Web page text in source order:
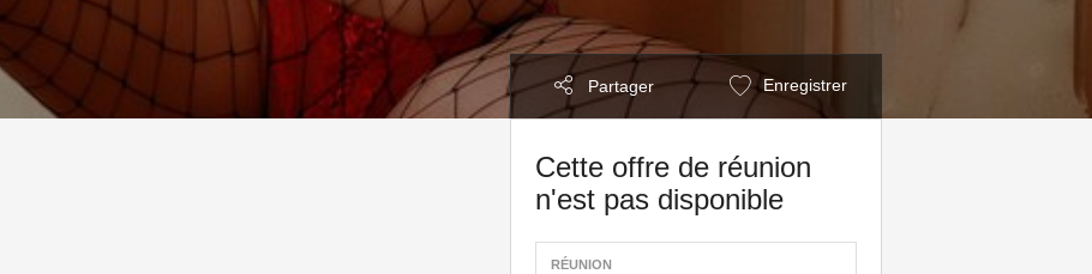
Partager Enregistrer
Cette offre de réunion
n'est pas disponible
RÉUNION